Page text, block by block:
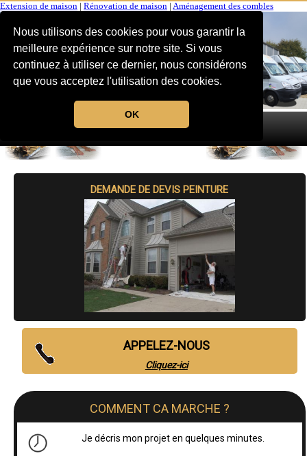
Nous utilisons des cookies pour vous garantir la
meilleure expérience sur notre site. Si vous
continuez à utiliser ce dernier, nous considérons
que vous acceptez l'utilisation des cookies.
OK
Extension de maison Rénovation de maison Aménagement des combles
MENU
DEMANDE DE DEVIS PEINTURE
APPELEZ-NOUS
Cliquez-ici
COMMENT CA MARCHE ?
Je décris mon projet en quelques minutes.